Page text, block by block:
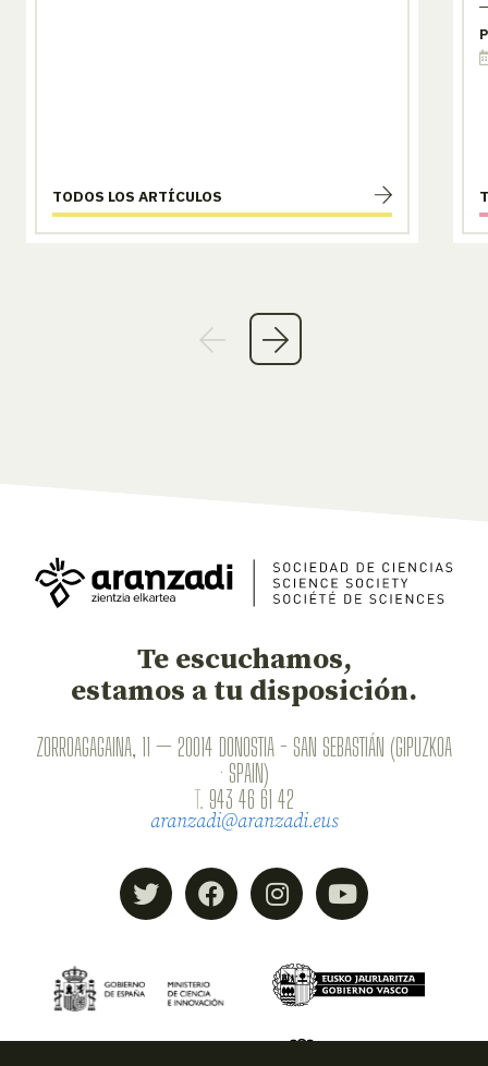
TODOS LOS ARTÍCULOS
Te escuchamos,
estamos a tu disposición.
ZORROAGAGAINA, 11 — 20014 DONOSTIA - SAN SEBASTIÁN (GIPUZKOA
· SPAIN)
T. 943 46 61 42
aranzadi@aranzadi.eus